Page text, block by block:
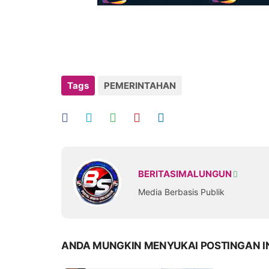
Tags PEMERINTAHAN
BERITASIMALUNGUN
Media Berbasis Publik
ANDA MUNGKIN MENYUKAI POSTINGAN